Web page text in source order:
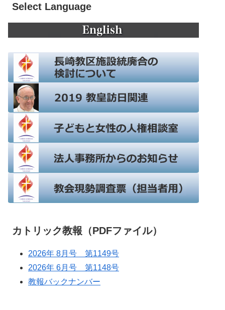
Select Language
カトリック教報（PDFファイル）
2026年 8月号 第1149号
2026年 6月号 第1148号
教報バックナンバー